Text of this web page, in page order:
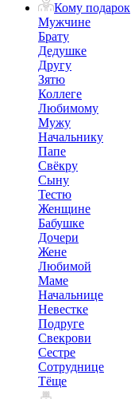
Кому подарок
Мужчине
Брату
Дедушке
Другу
Зятю
Коллеге
Любимому
Мужу
Начальнику
Папе
Свёкру
Сыну
Тестю
Женщине
Бабушке
Дочери
Жене
Любимой
Маме
Начальнице
Невестке
Подруге
Свекрови
Сестре
Сотруднице
Тёще